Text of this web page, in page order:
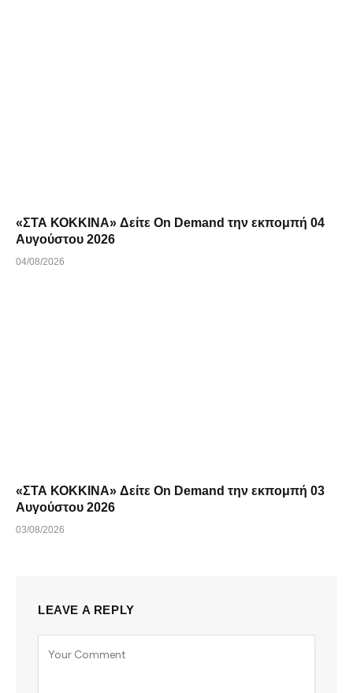
«ΣΤΑ ΚΟΚΚΙΝΑ» Δείτε On Demand την εκπομπή 04
Αυγούστου 2026
04/08/2026
«ΣΤΑ ΚΟΚΚΙΝΑ» Δείτε On Demand την εκπομπή 03
Αυγούστου 2026
03/08/2026
LEAVE A REPLY